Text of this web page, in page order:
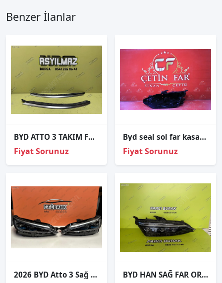
Benzer İlanlar
BYD ATTO 3 TAKIM FAR KAŞI ORJİNAL
Fiyat Sorunuz
Byd seal sol far kasasi 2024-2025
Fiyat Sorunuz
2026 BYD Atto 3 Sağ Sol Far BYD HAN SAĞ FAR ORJİNAL